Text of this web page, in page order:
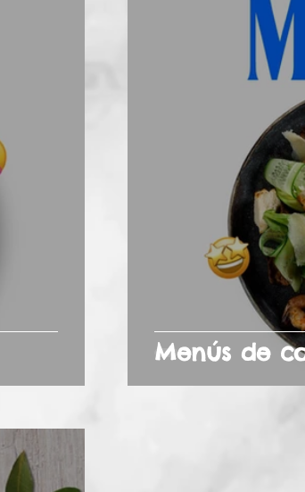
Menús de